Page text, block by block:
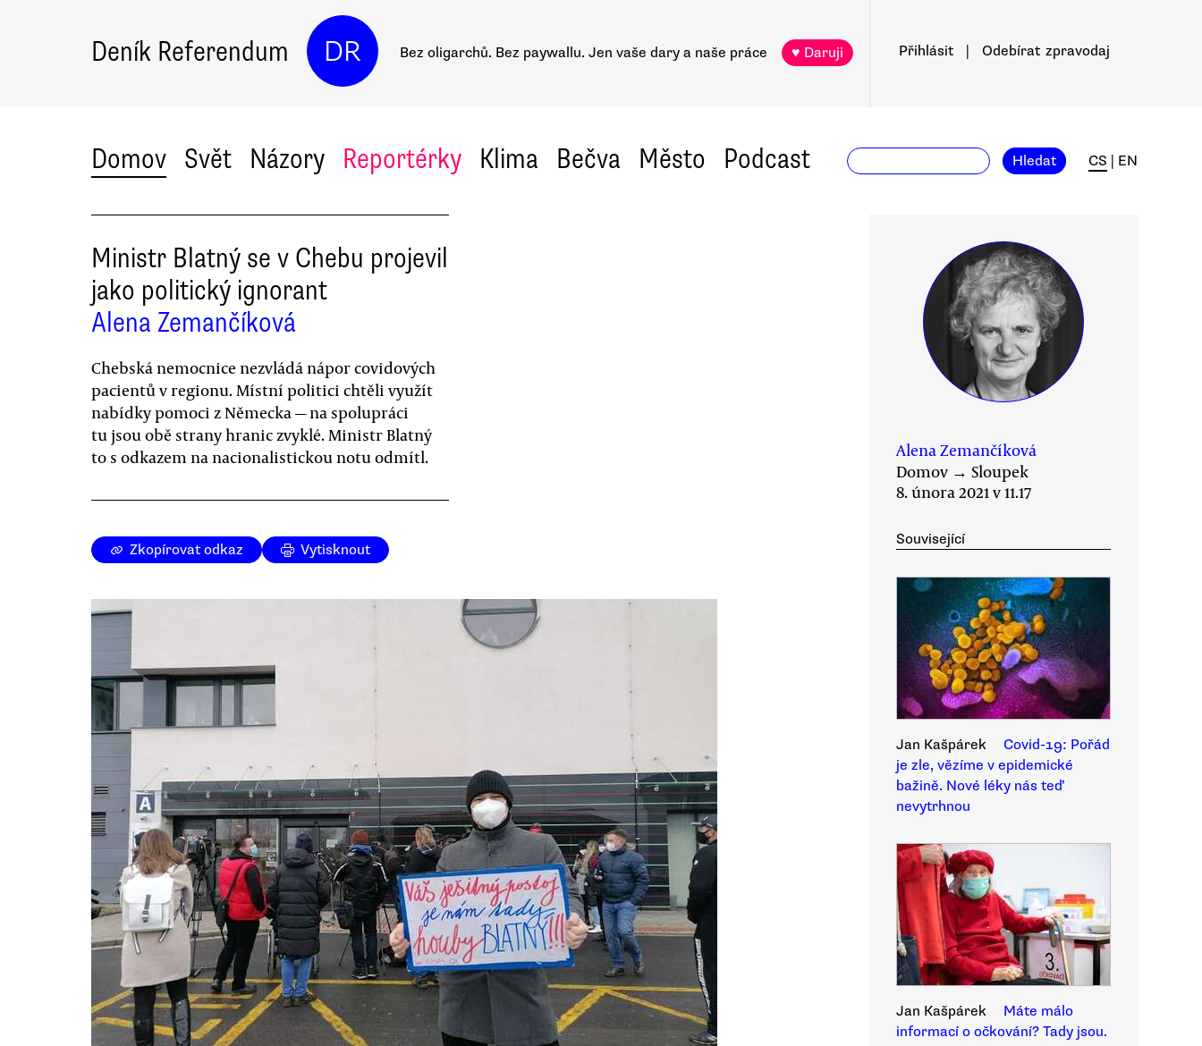
Deník Referendum DR Bez oligarchů. Bez paywallu. Jen vaše dary a naše práce ♥ Daruji Přihlásit Odebírat zpravodaj
Domov Svět Názory Reportérky Klima Bečva Město Podcast Hledat CS EN
Ministr Blatný se v Chebu projevil
jako politický ignorant
Alena Zemančíková
Chebská nemocnice nezvládá nápor covidových
pacientů v regionu. Místní politici chtěli využít
nabídky pomoci z Německa — na spolupráci
tu jsou obě strany hranic zvyklé. Ministr Blatný
to s odkazem na nacionalistickou notu odmítl.
Zkopírovat odkaz Vytisknout
Alena Zemančíková
Domov → Sloupek
8. února 2021 v 11.17
Související
Jan Kašpárek
Covid-19: Pořád
je zle, vězíme v epidemické
bažině. Nové léky nás teď
nevytrhnou
Jan Kašpárek
Máte málo
informací o očkování? Tady jsou.